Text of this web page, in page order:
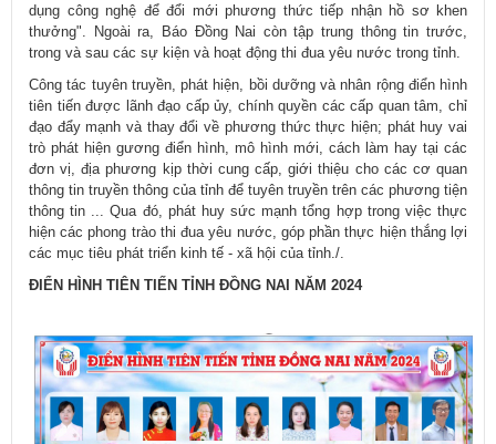
dụng công nghệ để đổi mới phương thức tiếp nhận hồ sơ khen
thưởng". Ngoài ra, Báo Đồng Nai còn tập trung thông tin trước,
trong và sau các sự kiện và hoạt động thi đua yêu nước trong tỉnh.
Công tác tuyên truyền, phát hiện, bồi dưỡng và nhân rộng điển hình
tiên tiến được lãnh đạo cấp ủy, chính quyền các cấp quan tâm, chỉ
đạo đẩy mạnh và thay đổi về phương thức thực hiện; phát huy vai
trò phát hiện gương điển hình, mô hình mới, cách làm hay tại các
đơn vị, địa phương kịp thời cung cấp, giới thiệu cho các cơ quan
thông tin truyền thông của tỉnh để tuyên truyền trên các phương tiện
thông tin ... Qua đó, phát huy sức mạnh tổng hợp trong việc thực
hiện các phong trào thi đua yêu nước, góp phần thực hiện thắng lợi
các mục tiêu phát triển kinh tế - xã hội của tỉnh./.
ĐIỂN HÌNH TIÊN TIẾN TỈNH ĐỒNG NAI NĂM 2024